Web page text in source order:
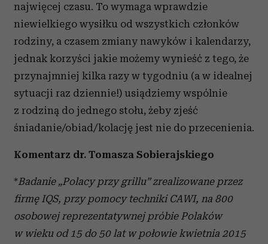
najwięcej czasu. To wymaga wprawdzie
niewielkiego wysiłku od wszystkich członków
rodziny, a czasem zmiany nawyków i kalendarzy,
jednak korzyści jakie możemy wynieść z tego, że
przynajmniej kilka razy w tygodniu (a w idealnej
sytuacji raz dziennie!) usiądziemy wspólnie
z rodziną do jednego stołu, żeby zjeść
śniadanie/obiad/kolację jest nie do przecenienia.
Komentarz dr. Tomasza Sobierajskiego
*Badanie „Polacy przy grillu” zrealizowane przez
firmę IQS, przy pomocy techniki CAWI, na 800
osobowej reprezentatywnej próbie Polaków
w wieku od 15 do 50 lat w połowie kwietnia 2015